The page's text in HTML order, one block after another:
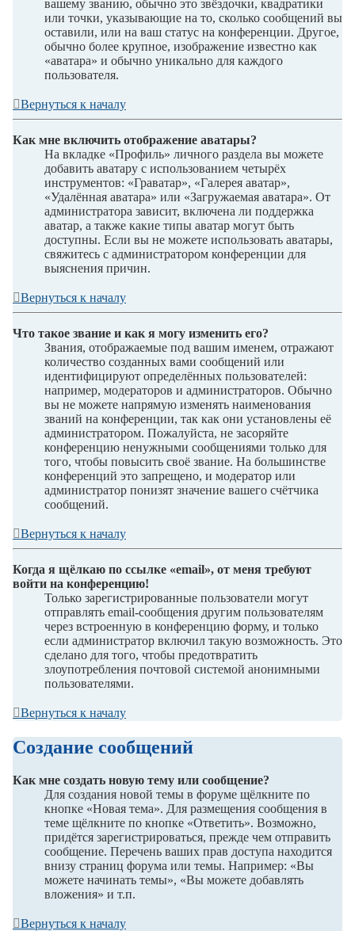
вашему званию, обычно это звёздочки, квадратики
или точки, указывающие на то, сколько сообщений вы
оставили, или на ваш статус на конференции. Другое,
обычно более крупное, изображение известно как
«аватара» и обычно уникально для каждого
пользователя.
Вернуться к началу
Как мне включить отображение аватары?
На вкладке «Профиль» личного раздела вы можете
добавить аватару с использованием четырёх
инструментов: «Граватар», «Галерея аватар»,
«Удалённая аватара» или «Загружаемая аватара». От
администратора зависит, включена ли поддержка
аватар, а также какие типы аватар могут быть
доступны. Если вы не можете использовать аватары,
свяжитесь с администратором конференции для
выяснения причин.
Вернуться к началу
Что такое звание и как я могу изменить его?
Звания, отображаемые под вашим именем, отражают
количество созданных вами сообщений или
идентифицируют определённых пользователей:
например, модераторов и администраторов. Обычно
вы не можете напрямую изменять наименования
званий на конференции, так как они установлены её
администратором. Пожалуйста, не засоряйте
конференцию ненужными сообщениями только для
того, чтобы повысить своё звание. На большинстве
конференций это запрещено, и модератор или
администратор понизят значение вашего счётчика
сообщений.
Вернуться к началу
Когда я щёлкаю по ссылке «email», от меня требуют
войти на конференцию!
Только зарегистрированные пользователи могут
отправлять email-сообщения другим пользователям
через встроенную в конференцию форму, и только
если администратор включил такую возможность. Это
сделано для того, чтобы предотвратить
злоупотребления почтовой системой анонимными
пользователями.
Вернуться к началу
Создание сообщений
Как мне создать новую тему или сообщение?
Для создания новой темы в форуме щёлкните по
кнопке «Новая тема». Для размещения сообщения в
теме щёлкните по кнопке «Ответить». Возможно,
придётся зарегистрироваться, прежде чем отправить
сообщение. Перечень ваших прав доступа находится
внизу страниц форума или темы. Например: «Вы
можете начинать темы», «Вы можете добавлять
вложения» и т.п.
Вернуться к началу